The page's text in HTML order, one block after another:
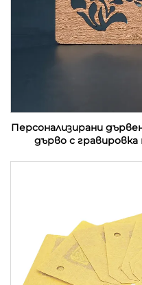
Персонализирани
дърво с гравировка